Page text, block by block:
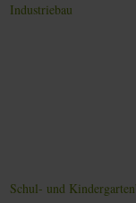
Industriebau
Schul- und